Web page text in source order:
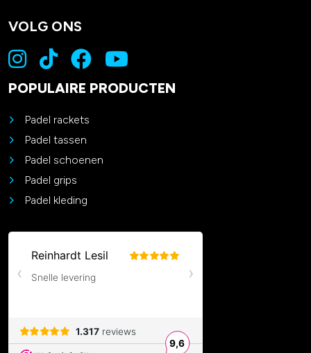
VOLG ONS
POPULAIRE PRODUCTEN
Padel rackets
Padel tassen
Padel schoenen
Padel grips
Padel kleding